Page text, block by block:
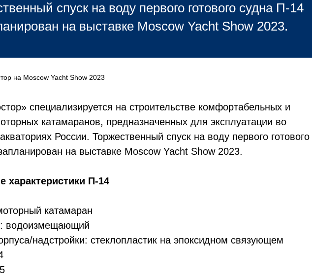
спуск на воду первого готового судна П-14
на выставке Moscow Yacht Show 2023.
на Moscow Yacht Show 2023
специализируется на строительстве комфортабельных и
катамаранов, предназначенных для эксплуатации во
России. Торжественный спуск на воду первого готового
на выставке Moscow Yacht Show 2023.
характеристики П-14
катамаран
водоизмещающий
надстройки: стеклопластик на эпоксидном связующем